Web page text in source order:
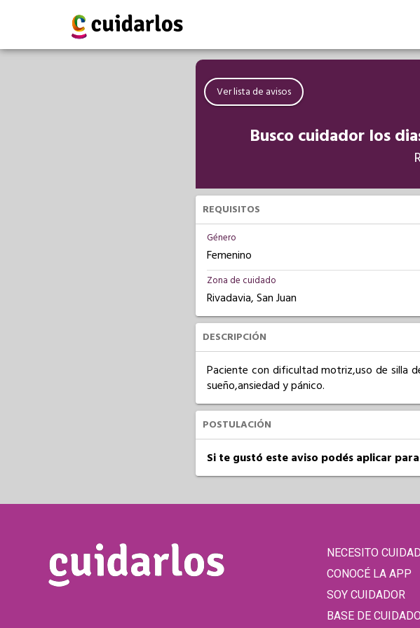
Ver lista de avisos
Busco cuidador los
REQUISITOS
Género
Femenino
Zona de cuidado
Rivadavia, San Juan
DESCRIPCIÓN
Paciente con dificultad motriz,uso de silla
sueño,ansiedad y pánico.
POSTULACIÓN
Si te gustó este aviso podés aplicar
NECESITO
CONOCÉ LA APP
SOY CUIDADOR
BASE DE